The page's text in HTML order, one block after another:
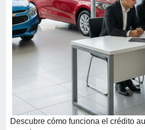
Descubre cómo funciona el crédito